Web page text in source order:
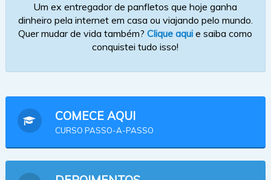
Um ex entregador de panfletos que hoje ganha
dinheiro pela internet em casa ou viajando pelo mundo.
Quer mudar de vida também?Clique aqui e saiba como
conquistei tudo isso!
COMECE AQUI
CURSO PASSO-A-PASSO